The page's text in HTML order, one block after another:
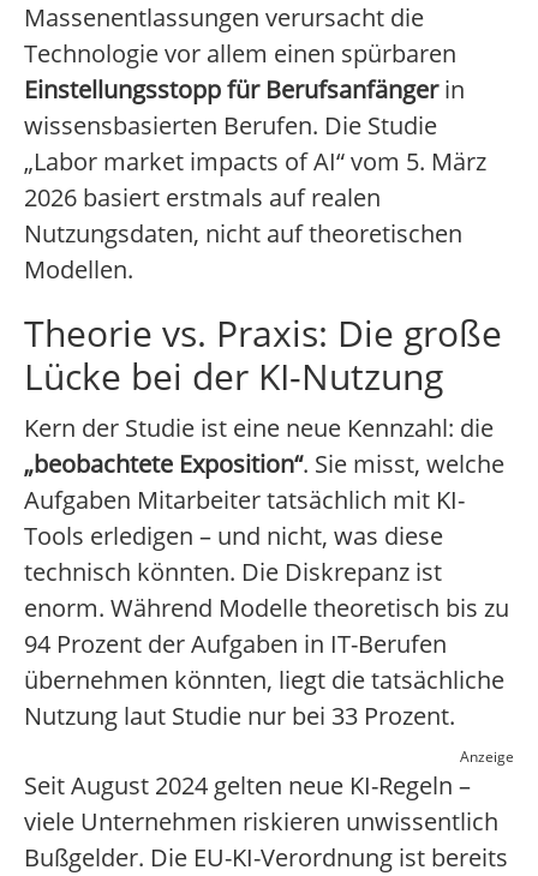
Massenentlassungen verursacht die
Technologie vor allem einen spürbaren
Einstellungsstopp für Berufsanfängerin
wissensbasierten Berufen. Die Studie
„Labor market impacts of AI“ vom 5. März
2026 basiert erstmals auf realen
Nutzungsdaten, nicht auf theoretischen
Modellen.
Theorie vs. Praxis: Die große
Lücke bei der KI-Nutzung
Kern der Studie ist eine neue Kennzahl: die
„beobachtete Exposition“. Sie misst, welche
Aufgaben Mitarbeiter tatsächlich mit KI-
Tools erledigen – und nicht, was diese
technisch könnten. Die Diskrepanz ist
enorm. Während Modelle theoretisch bis zu
94 Prozent der Aufgaben in IT-Berufen
übernehmen könnten, liegt die tatsächliche
Nutzung laut Studie nur bei 33 Prozent.
Anzeige
Seit August 2024 gelten neue KI-Regeln –
viele Unternehmen riskieren unwissentlich
Bußgelder. Die EU-KI-Verordnung ist bereits